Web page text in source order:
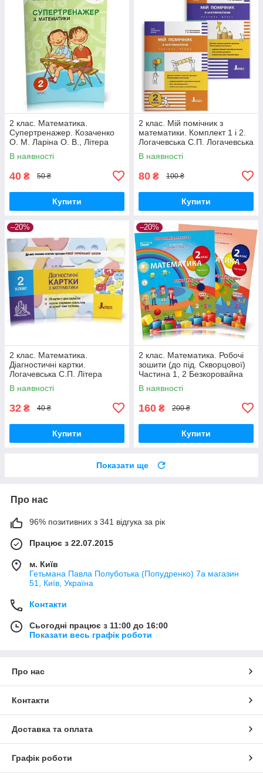
2 клас. Математика.
Супертренажер. Козаченко
О. М. Ларіна О. В., Літера
В наявності
40 ₴ 50 ₴
Купити
2 клас. Мій помічник з
математики. Комплект 1 і 2.
Логачевська С.П. Логачевська
Т.А. Літера
В наявності
80 ₴ 100 ₴
Купити
–20%
2 клас. Математика.
Діагностичні картки.
Логачевська С.П. Літера
В наявності
32 ₴ 40 ₴
Купити
–20%
2 клас. Математика. Робочі
зошити (до під. Скворцової)
Частина 1, 2 Безкоровайна
О.В. Сиция
В наявності
160 ₴ 200 ₴
Купити
Показати ще
Про нас
96% позитивних з 341 відгука за рік
Працює з 22.07.2015
м. Київ
Гетьмана Павла Полуботька (Попудренко) 7а магазин
51, Київ, Україна
Контакти
Сьогодні працює з 11:00 до 16:00
Показати весь графік роботи
Про нас
Контакти
Доставка та оплата
Графік роботи